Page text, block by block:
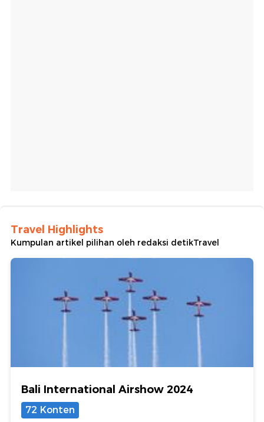
Travel Highlights
Kumpulan artikel pilihan oleh redaksi detikTravel
Bali International Airshow 2024
72 Konten